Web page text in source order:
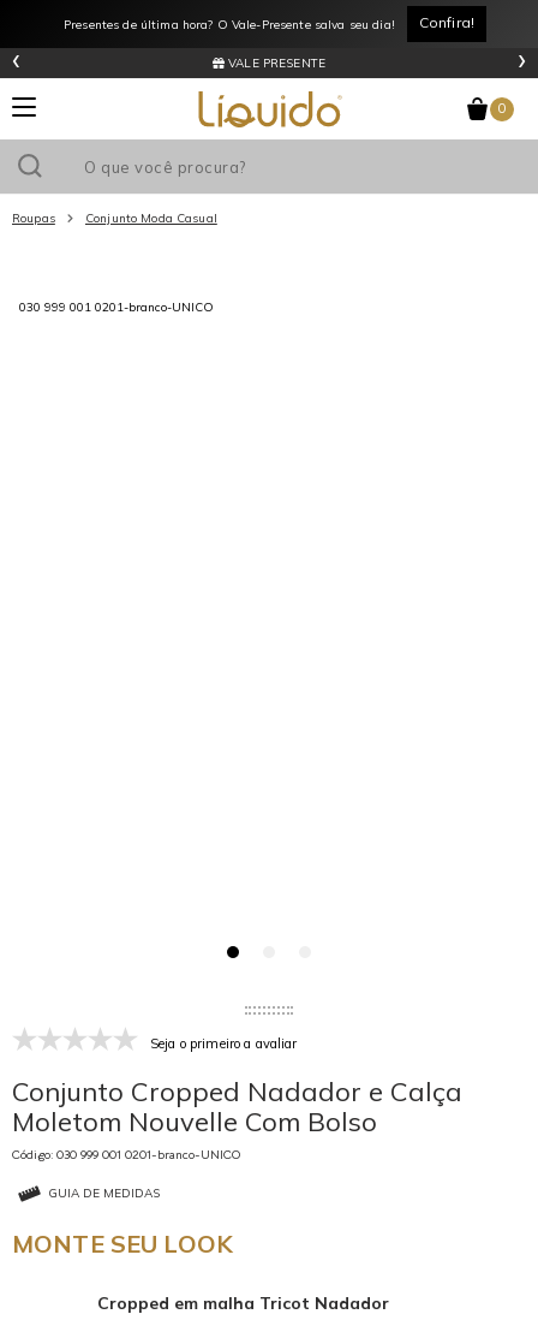
Presentes de última hora? O Vale-Presente salva seu dia! Confira!
VALE PRESENTE
‹ ›
0
Roupas Conjunto Moda Casual
030 999 001 0201-branco-UNICO
Seja o primeiro a avaliar
Conjunto Cropped Nadador e Calça
Moletom Nouvelle Com Bolso
Código: 030 999 001 0201-branco-UNICO
GUIA DE MEDIDAS
MONTE SEU LOOK
Cropped em malha Tricot Nadador